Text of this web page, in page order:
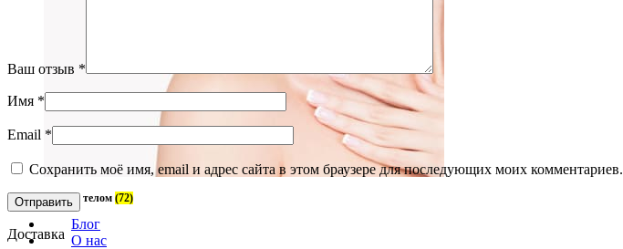
Уход за телом (72)
Блог
О нас
Ваш отзыв *
Имя *
Email *
Сохранить моё имя, email и адрес сайта в этом браузере для последующих моих комментариев.
Доставка